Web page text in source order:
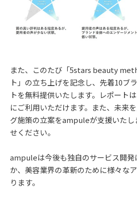
また、このたび「5stars beauty
ト」の立ち上げを記念し、先着10ブ
トを無料提供いたします。レポート
にご利用いただけます。また、未来
グ施策の立案をampuleが支援いたし
せください。
ampuleは今後も独自のサービス開発
か、美容業界の革新のために様々な
ります。